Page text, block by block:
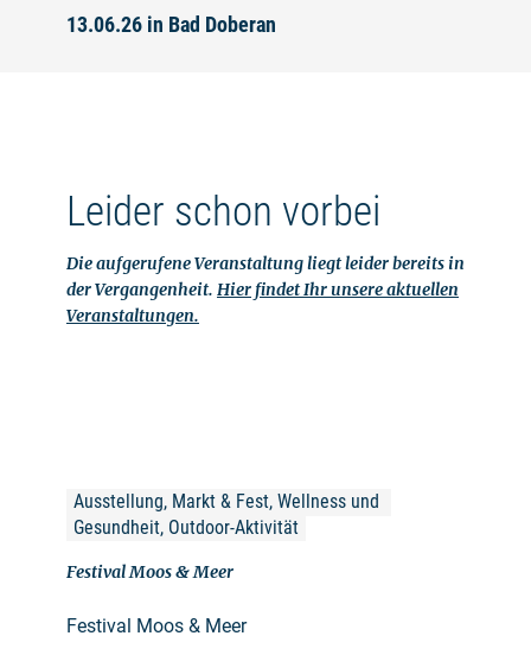
13.06.26 in Bad Doberan
Leider schon vorbei
Die aufgerufene Veranstaltung liegt leider bereits in
der Vergangenheit. Hier findet Ihr unsere aktuellen
Veranstaltungen.
Ausstellung, Markt & Fest, Wellness und
Gesundheit, Outdoor-Aktivität
Festival Moos & Meer
Festival Moos & Meer